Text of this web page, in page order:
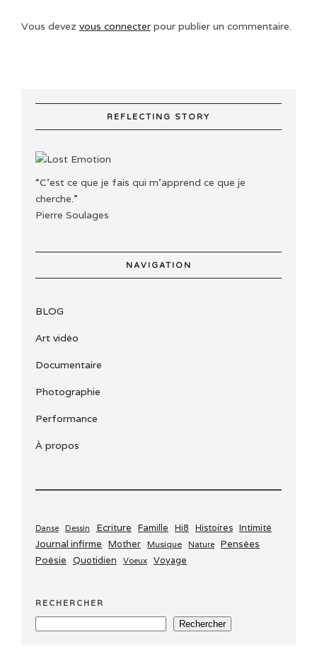
Vous devez vous connecter pour publier un commentaire.
REFLECTING STORY
“C'est ce que je fais qui m'apprend ce que je
cherche.”
Pierre Soulages
NAVIGATION
BLOG
Art vidéo
Documentaire
Photographie
Performance
À propos
Danse Dessin Ecriture Famille Hi8 Histoires Intimité
Journal infirme Mother Musique Nature Pensées
Poésie Quotidien Voeux Voyage
RECHERCHER
Rechercher